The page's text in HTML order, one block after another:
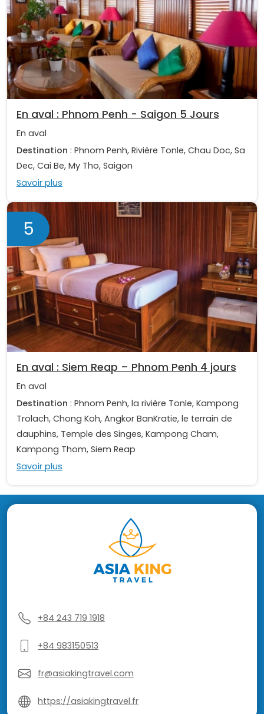
En aval : Phnom Penh - Saigon 5 Jours
En aval
Destination : Phnom Penh, Rivière Tonle, Chau Doc, Sa
Dec, Cai Be, My Tho, Saigon
Savoir plus
5
En aval : Siem Reap – Phnom Penh 4 jours
En aval
Destination : Phnom Penh, la rivière Tonle, Kampong
Trolach, Chong Koh, Angkor BanKratie, le terrain de
dauphins, Temple des Singes, Kampong Cham,
Kampong Thom, Siem Reap
Savoir plus
+84 243 719 1918
+84 983150513
fr@asiakingtravel.com
https://asiakingtravel.fr